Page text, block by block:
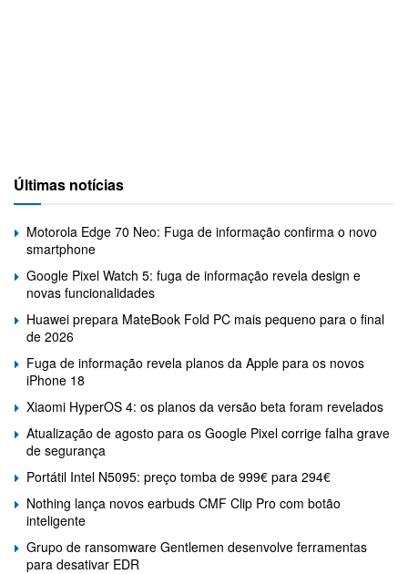
Últimas notícias
Motorola Edge 70 Neo: Fuga de informação confirma o novo
smartphone
Google Pixel Watch 5: fuga de informação revela design e
novas funcionalidades
Huawei prepara MateBook Fold PC mais pequeno para o final
de 2026
Fuga de informação revela planos da Apple para os novos
iPhone 18
Xiaomi HyperOS 4: os planos da versão beta foram revelados
Atualização de agosto para os Google Pixel corrige falha grave
de segurança
Portátil Intel N5095: preço tomba de 999€ para 294€
Nothing lança novos earbuds CMF Clip Pro com botão
inteligente
Grupo de ransomware Gentlemen desenvolve ferramentas
para desativar EDR